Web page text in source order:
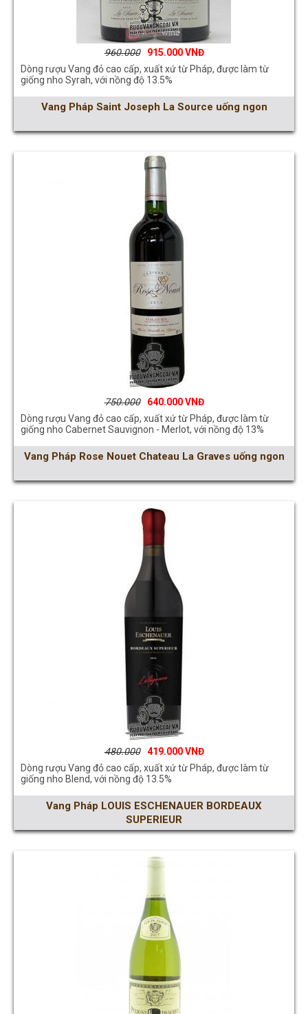
960.000
915.000
Dòng rượu Vang đỏ cao cấp, xuất xứ từ Pháp, được làm từ
giống nho Syrah, với nồng độ 13.5%
Vang Pháp Saint Joseph La Source uống ngon
750.000
640.000
Dòng rượu Vang đỏ cao cấp, xuất xứ từ Pháp, được làm từ
giống nho Cabernet Sauvignon - Merlot, với nồng độ 13%
Vang Pháp Rose Nouet Chateau La Graves uống ngon
480.000
419.000
Dòng rượu Vang đỏ cao cấp, xuất xứ từ Pháp, được làm từ
giống nho Blend, với nồng độ 13.5%
Vang Pháp LOUIS ESCHENAUER BORDEAUX
SUPERIEUR